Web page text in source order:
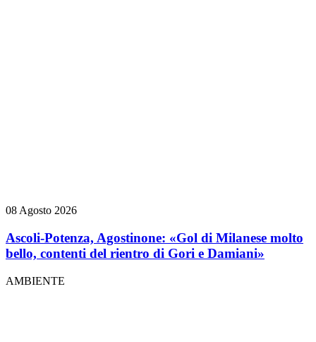
08 Agosto 2026
Ascoli-Potenza, Agostinone: «Gol di Milanese molto
bello, contenti del rientro di Gori e Damiani»
AMBIENTE